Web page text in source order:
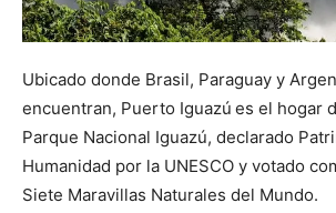
Ubicado donde Brasil, Paraguay y
encuentran, Puerto Iguazú es el hogar
Parque Nacional Iguazú, declarado
Humanidad por la UNESCO y votado
Siete Maravillas Naturales del Mundo.